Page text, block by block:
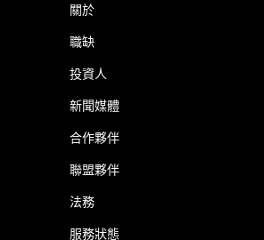
關於
職缺
投資人
新聞媒體
合作夥伴
聯盟夥伴
法務
服務狀態